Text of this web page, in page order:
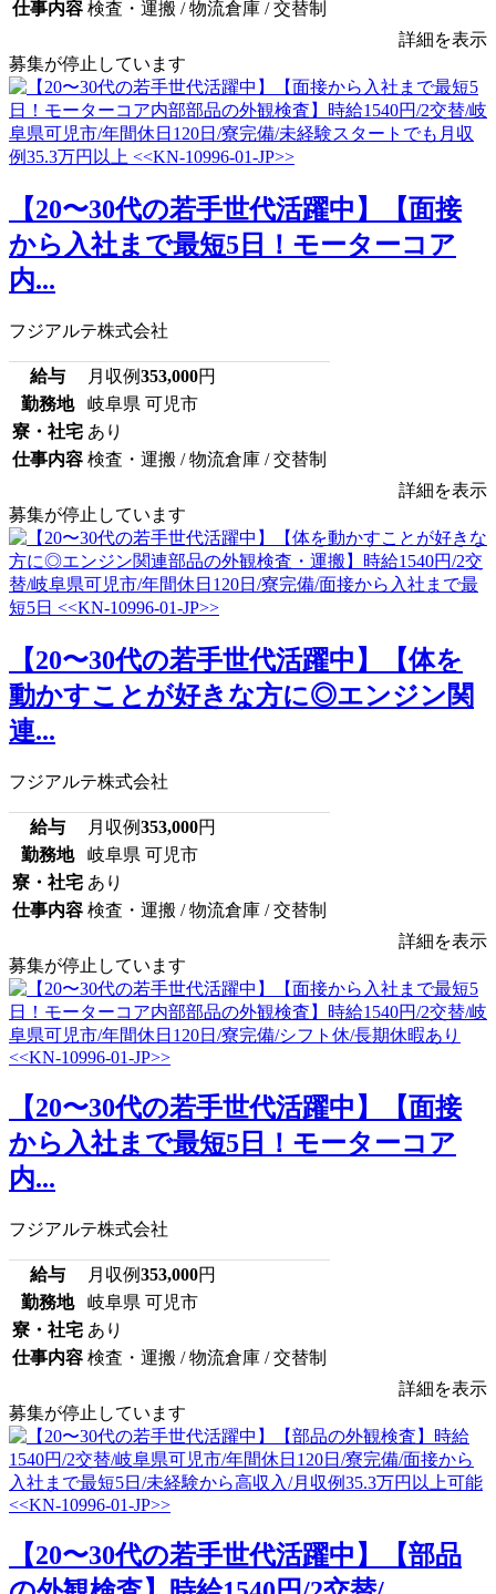
仕事内容 検査・運搬 / 物流倉庫 / 交替制
詳細を表示
募集が停止しています
【20〜30代の若手世代活躍中】【面接
から入社まで最短5日！モーターコア
内...
フジアルテ株式会社
給与 月収例353,000円
勤務地
岐阜県 可児市
寮・社宅 あり
仕事内容 検査・運搬 / 物流倉庫 / 交替制
詳細を表示
募集が停止しています
【20〜30代の若手世代活躍中】【体を
動かすことが好きな方に◎エンジン関
連...
フジアルテ株式会社
給与 月収例353,000円
勤務地
岐阜県 可児市
寮・社宅 あり
仕事内容 検査・運搬 / 物流倉庫 / 交替制
詳細を表示
募集が停止しています
【20〜30代の若手世代活躍中】【面接
から入社まで最短5日！モーターコア
内...
フジアルテ株式会社
給与 月収例353,000円
勤務地
岐阜県 可児市
寮・社宅 あり
仕事内容 検査・運搬 / 物流倉庫 / 交替制
詳細を表示
募集が停止しています
【20〜30代の若手世代活躍中】【部品